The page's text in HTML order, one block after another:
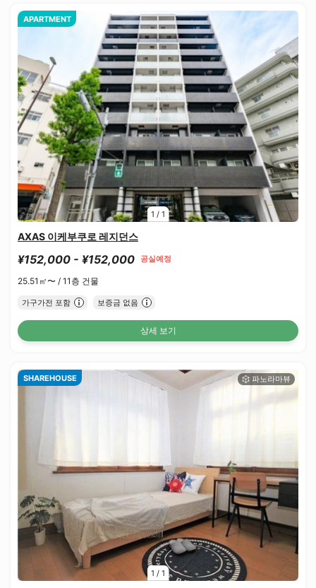
1 / 1
APARTMENT
AXAS 이케부쿠로 레지던스
¥152,000 - ¥152,000 공실예정
25.51㎡〜 / 11층 건물
가구가전 포함 보증금 없음
상세 보기
1 / 1
SHAREHOUSE